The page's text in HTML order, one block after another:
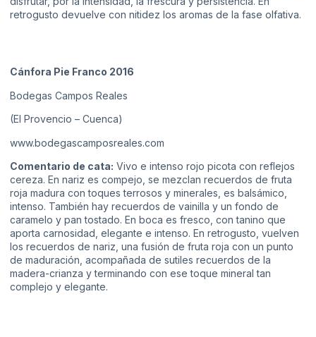
retrogusto devuelve con nitidez los aromas de la fase olfativa.
Cánfora Pie Franco 2016
Bodegas Campos Reales
(El Provencio – Cuenca)
www.bodegascamposreales.com
Comentario de cata: Vivo e intenso rojo picota con reflejos
cereza. En nariz es compejo, se mezclan recuerdos de fruta
roja madura con toques terrosos y minerales, es balsámico,
intenso. También hay recuerdos de vainilla y un fondo de
caramelo y pan tostado. En boca es fresco, con tanino que
aporta carnosidad, elegante e intenso. En retrogusto, vuelven
los recuerdos de nariz, una fusión de fruta roja con un punto
de maduración, acompañada de sutiles recuerdos de la
madera-crianza y terminando con ese toque mineral tan
complejo y elegante.